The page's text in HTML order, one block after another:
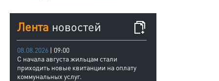
Лента новостей
08.08.2026 | 09:00
С начала августа жильцам стали
приходить новые квитанции на оплату
коммунальных услуг.